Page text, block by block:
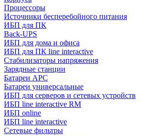
Процессоры
Источники бесперебойного питания
ИБП для ПК
Back-UPS
ИБП для дома и офиса
ИБП для ПК linе interactive
Стабилизаторы напряжения
Зарядные станции
Батареи APC
Батареи универсальные
ИБП для серверов и сетевых устройств
ИБП line interactive RM
ИБП online
ИБП linе interactive
Сетевые фильтры